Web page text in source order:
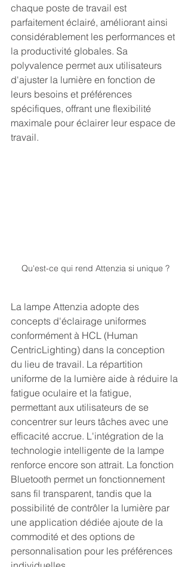
chaque poste de travail est
parfaitement éclairé, améliorant ainsi
considérablement les performances et
la productivité globales. Sa
polyvalence permet aux utilisateurs
d'ajuster la lumière en fonction de
leurs besoins et préférences
spécifiques, offrant une flexibilité
maximale pour éclairer leur espace de
travail.
Qu'est-ce qui rend Attenzia si unique ?
La lampe Attenzia adopte des
concepts d'éclairage uniformes
conformément à HCL (Human
CentricLighting) dans la conception
du lieu de travail. La répartition
uniforme de la lumière aide à réduire la
fatigue oculaire et la fatigue,
permettant aux utilisateurs de se
concentrer sur leurs tâches avec une
efficacité accrue. L'intégration de la
technologie intelligente de la lampe
renforce encore son attrait. La fonction
Bluetooth permet un fonctionnement
sans fil transparent, tandis que la
possibilité de contrôler la lumière par
une application dédiée ajoute de la
commodité et des options de
personnalisation pour les préférences